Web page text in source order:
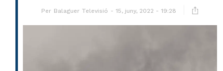
Per Balaguer Televisió 15, juny, 2022 - 19:28